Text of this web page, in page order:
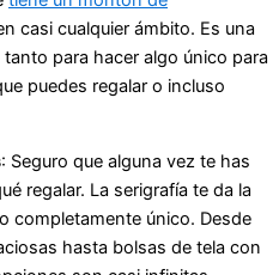
casi cualquier ámbito. Es una
para hacer algo único para
puedes regalar o incluso
: Seguro que alguna vez te has
regalar. La serigrafía te da la
completamente único. Desde
hasta bolsas de tela con